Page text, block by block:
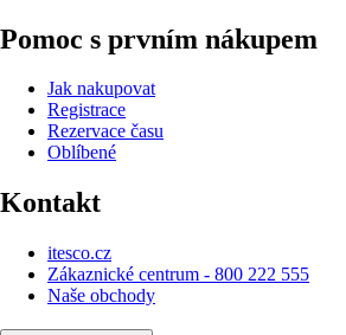
Pomoc s prvním nákupem
Jak nakupovat
Registrace
Rezervace času
Oblíbené
Kontakt
itesco.cz
Zákaznické centrum - 800 222 555
Naše obchody